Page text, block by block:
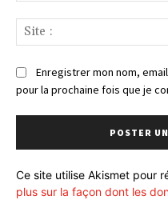
Enregistrer mon nom,
pour la prochaine fois que je
Ce site utilise Akismet pour
plus sur la façon dont les